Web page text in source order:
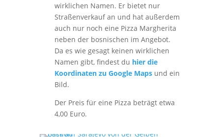
wirklichen Namen. Er bietet nur
Straßenverkauf an und hat außerdem
auch nur noch eine Pizza Margherita
neben der bosnischen im Angebot.
Da es wie gesagt keinen wirklichen
Namen gibt, findest du hier die
Koordinaten zu Google Mapsund ein
Bild.
Der Preis für eine Pizza beträgt etwa
4,00 Euro.